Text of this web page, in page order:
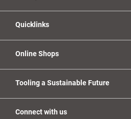
Quicklinks
Online Shops
Tooling a Sustainable Future
Connect with us